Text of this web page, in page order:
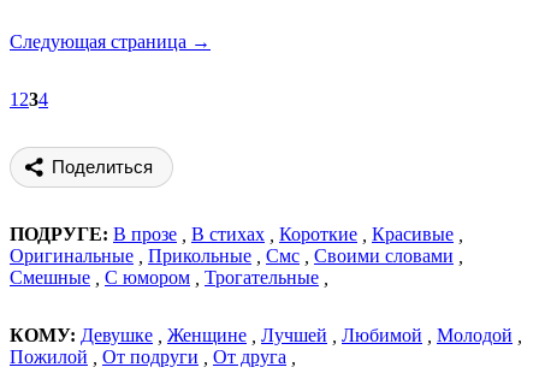
Следующая страница →
1 234
Поделиться
ПОДРУГЕ: В прозе В стихах Короткие Красивые
Оригинальные
Прикольные Смс Своими словами
Смешные
С юмором Трогательные
КОМУ: Девушке Женщине Лучшей Любимой Молодой
Пожилой
От подруги От друга